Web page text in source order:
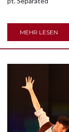
MEHR LESEN